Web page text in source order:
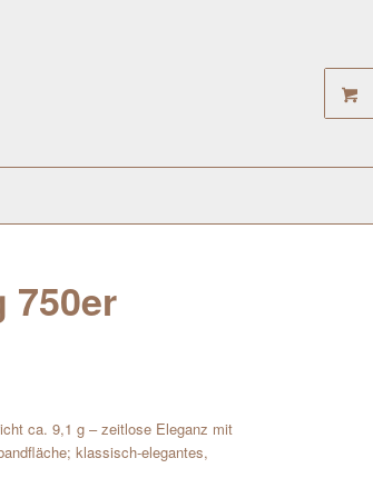
750er
ca. 9,1 g – zeitlose Eleganz mit
klassisch-elegantes,